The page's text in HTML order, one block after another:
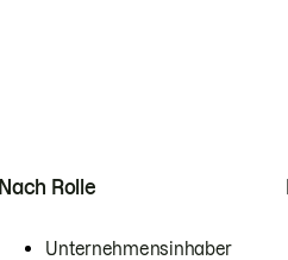
Nach Rolle
Unternehmensinhaber